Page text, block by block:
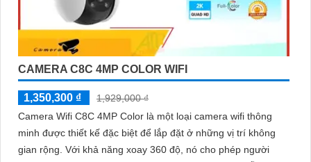
CAMERA C8C 4MP COLOR WIFI
1,350,300 ₫
1,929,000 ₫
Camera Wifi C8C 4MP Color là một loại camera wifi thông
minh được thiết kế đặc biệt để lắp đặt ở những vị trí không
gian rộng. Với khả năng xoay 360 độ, nó cho phép người